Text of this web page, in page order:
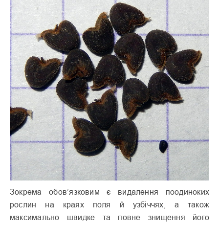
Зокрема обов’язковим є видалення поодиноких
рослин на краях поля й узбіччях, а також
максимально швидке та повне знищення його